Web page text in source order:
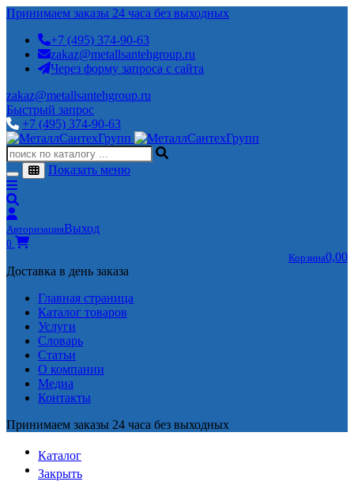
Принимаем заказы 24 часа без выходных
+7 (495) 374-90-63
zakaz@metallsantehgroup.ru
Через форму запроса с сайта
zakaz@metallsantehgroup.ru
Быстрый запрос
+7 (495) 374-90-63
Показать меню
АвторизацияВыход
0
Корзина0,00
Доставка в день заказа
Главная страница
Каталог товаров
Услуги
Словарь
Статьи
О компании
Медиа
Контакты
Принимаем заказы 24 часа без выходных
Каталог
Закрыть